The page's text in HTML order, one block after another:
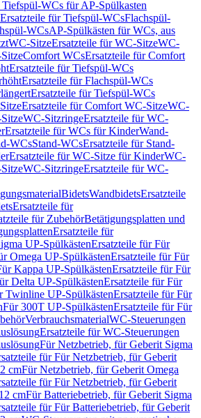
WCs für AP-Spülkasten
Ersatzteile für Tiefspül-WCsFlachspül-
WCsAP-Spülkästen für WCs, aus
WC-SitzeErsatzteile für WC-SitzeWC-
Comfort WCsErsatzteile für Comfort
Ersatzteile für Tiefspül-WCs
Ersatzteile für Flachspül-WCs
Ersatzteile für Tiefspül-WCs
Ersatzteile für Comfort WC-SitzeWC-
WC-SitzringeErsatzteile für WC-
Ersatzteile für WCs für KinderWand-
WCsStand-WCsErsatzteile für Stand-
Ersatzteile für WC-Sitze für KinderWC-
WC-SitzringeErsatzteile für WC-
BidetsWandbidetsErsatzteile
Ersatzteile für
für ZubehörBetätigungsplatten und
Ersatzteile für
UP-SpülkästenErsatzteile für Für
Omega UP-SpülkästenErsatzteile für Für
Kappa UP-SpülkästenErsatzteile für Für
Delta UP-SpülkästenErsatzteile für Für
Twinline UP-SpülkästenErsatzteile für Für
Für 300T UP-SpülkästenErsatzteile für Für
VerbrauchsmaterialWC-Steuerungen
Ersatzteile für WC-Steuerungen
Für Netzbetrieb, für Geberit Sigma
für Für Netzbetrieb, für Geberit
cmFür Netzbetrieb, für Geberit Omega
für Für Netzbetrieb, für Geberit
cmFür Batteriebetrieb, für Geberit Sigma
für Für Batteriebetrieb, für Geberit